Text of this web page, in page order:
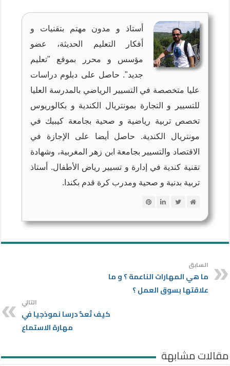
أستاذ و مدون مهتم بتقنيات و
أفكار التعليم الحديثة، عضو
مؤسس و محرر بموقع "تعليم
جديد". حاصل على دبلوم دراسات
عليا متخصصة في التسيير الرياضي بالمدرسة العليا
للتسيير و التجارة بمونتريال الكندية و بكالوريوس
تخصص تربية رياضية و صحية بجامعة كيبيك في
مونتريال الكندية. حاصل أيضا على الإجازة في
الاقتصاد والتسيير بجامعة ابن زهر المغربية، وشهادة
تقنية كندية في إدارة و تسيير رياض الأطفال. أستاذ
تربية بدنية و صحية ومدرب كرة قدم بكندا.
السابق
ما هي المهارات الناعمة ؟ و ما
علاقتها بسوق العمل ؟
التالي
كيف تُعدُّ درسا نموذجيا في
مهارة الاستماع
مقالات مشابهة